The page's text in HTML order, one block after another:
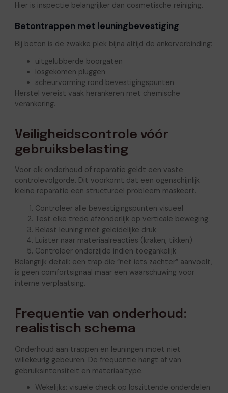
Hier is inspectie belangrijker dan cosmetische reiniging.
Betontrappen met leuningbevestiging
Bij beton is de zwakke plek bijna altijd de ankerverbinding:
uitgelubberde boorgaten
losgekomen pluggen
scheurvorming rond bevestigingspunten
Herstel vereist vaak herankeren met chemische
verankering.
Veiligheidscontrole vóór
gebruiksbelasting
Voor elk onderhoud of reparatie geldt een vaste
controlevolgorde. Dit voorkomt dat een ogenschijnlijk
kleine reparatie een structureel probleem maskeert.
Controleer alle bevestigingspunten visueel
Test elke trede afzonderlijk op verticale beweging
Belast leuning met geleidelijke druk
Luister naar materiaalreacties (kraken, tikken)
Controleer onderzijde indien toegankelijk
Belangrijk detail: een trap die “net iets zachter” aanvoelt,
is geen comfortsignaal maar een waarschuwing voor
interne verplaatsing.
Frequentie van onderhoud:
realistisch schema
Onderhoud aan trappen en leuningen moet niet
willekeurig gebeuren. De frequentie hangt af van
gebruiksintensiteit en materiaaltype.
Wekelijks: visuele check op loszittende onderdelen